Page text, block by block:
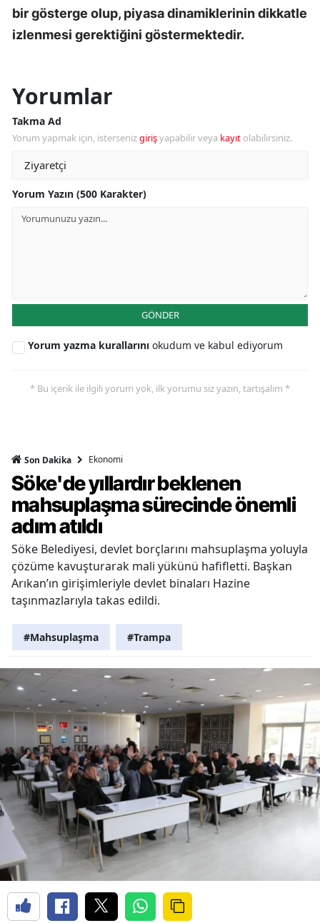
bir gösterge olup, piyasa dinamiklerinin dikkatle
izlenmesi gerektiğini göstermektedir.
Yorumlar
Takma Ad
Yorum yapmak için, istersenizgirişyapabilir veya kayıt olabilirsiniz.
Yorum Yazın (500 Karakter)
GÖNDER
Yorum yazma kurallarını okudum ve kabul ediyorum
* Bu içerik ile ilgili yorum yok, ilk yorumu siz yazın, tartışalım *
Son Dakika Ekonomi
Söke'de yıllardır beklenen
mahsuplaşma sürecinde önemli
adım atıldı
Söke Belediyesi, devlet borçlarını mahsuplaşma yoluyla
çözüme kavuşturarak mali yükünü hafifletti. Başkan
Arıkan’ın girişimleriyle devlet binaları Hazine
taşınmazlarıyla takas edildi.
#Mahsuplaşma #Trampa